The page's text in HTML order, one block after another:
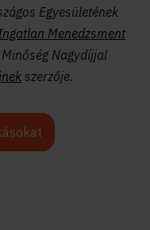
Egyesületének
Menedzsment
Nagydíjjal
szerzője.